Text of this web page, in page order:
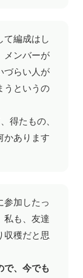
て編成はし
メンバーが
づらい人が
うというの
得たもの、
かあります
参加したっ
私も、友達
収穫だと思
で、今でも